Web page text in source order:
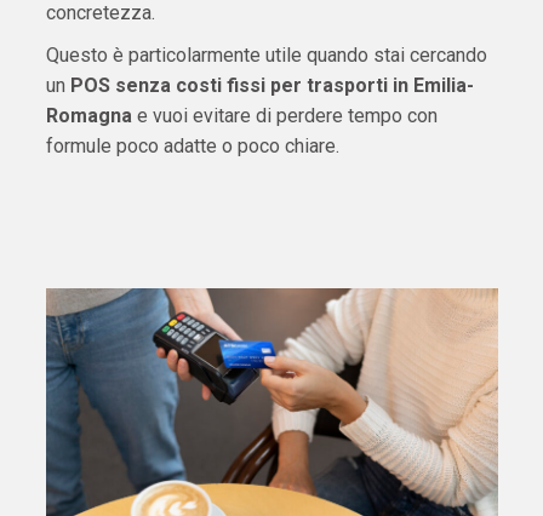
concretezza.
Questo è particolarmente utile quando stai cercando
un POS senza costi fissi per trasporti in Emilia-
Romagnae vuoi evitare di perdere tempo con
formule poco adatte o poco chiare.